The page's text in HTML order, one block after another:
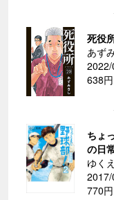
死役
あず
638円
ちょ
の日
ゆく
770円